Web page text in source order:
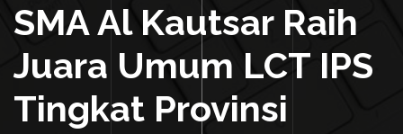
SMA Al Kautsar Raih
Juara Umum LCT IPS
Tingkat Provinsi